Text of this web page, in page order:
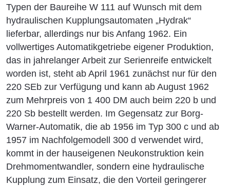
Typen der Baureihe W 111 auf Wunsch mit dem
hydraulischen Kupplungsautomaten „Hydrak“
lieferbar, allerdings nur bis Anfang 1962. Ein
vollwertiges Automatikgetriebe eigener Produktion,
das in jahrelanger Arbeit zur Serienreife entwickelt
worden ist, steht ab April 1961 zunächst nur für den
220 SEb zur Verfügung und kann ab August 1962
zum Mehrpreis von 1 400 DM auch beim 220 b und
220 Sb bestellt werden. Im Gegensatz zur Borg-
Warner-Automatik, die ab 1956 im Typ 300 c und ab
1957 im Nachfolgemodell 300 d verwendet wird,
kommt in der hauseigenen Neukonstruktion kein
Drehmomentwandler, sondern eine hydraulische
Kupplung zum Einsatz, die den Vorteil geringerer